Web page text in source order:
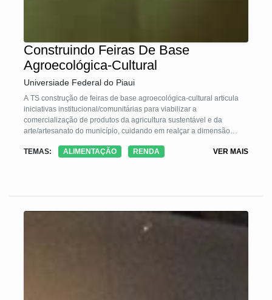
Construindo Feiras De Base
Agroecológica-Cultural
Universiade Federal do Piaui
A TS construção de feiras de base agroecológica-cultural articula
iniciativas institucional/comunitárias para viabilizar a
comercialização de produtos da agricultura sustentável e da
arte/artesanato do município, cuidando em realçar a dimensão
pensamento complexo; metodologias horizontais de trabalho;
da arte/artesanato, empoderamento de mulheres, melhoria da
TEMAS: ALIMENTAÇÃO RENDA VER MAIS